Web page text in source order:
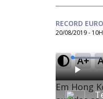
RECORD
20/08/2019 -
A+
P
l
a
y
L
o
d
e
:
Em Hong